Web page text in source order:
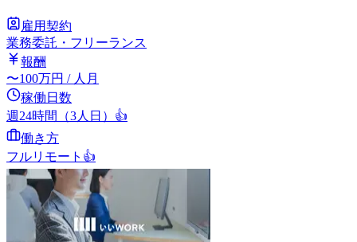
雇用契約
業務委託・フリーランス
報酬
〜100万円 / 人月
稼働日数
週24時間（3人日） 👍
働き方
フルリモート 👍